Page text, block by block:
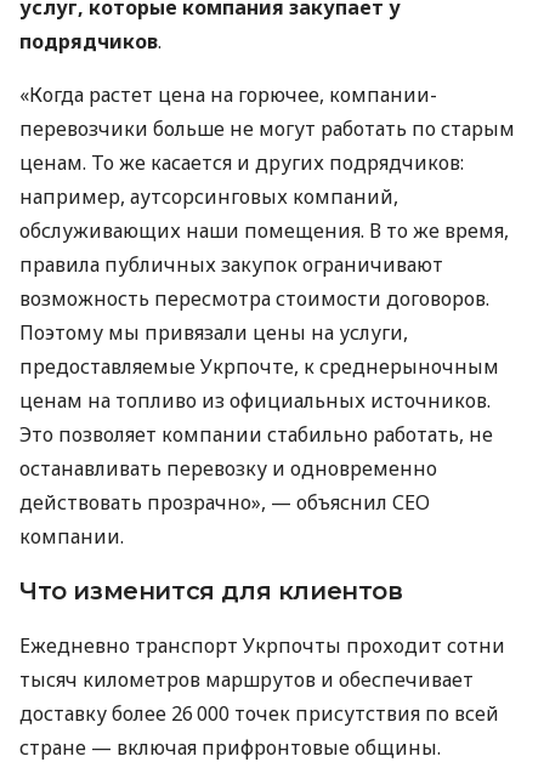
услуг, которые компания закупает у
подрядчиков.
«Когда растет цена на горючее, компании-
перевозчики больше не могут работать по старым
ценам. То же касается и других подрядчиков:
например, аутсорсинговых компаний,
обслуживающих наши помещения. В то же время,
правила публичных закупок ограничивают
возможность пересмотра стоимости договоров.
Поэтому мы привязали цены на услуги,
предоставляемые Укрпочте, к среднерыночным
ценам на топливо из официальных источников.
Это позволяет компании стабильно работать, не
останавливать перевозку и одновременно
действовать прозрачно», — объяснил СЕО
компании.
Что изменится для клиентов
Ежедневно транспорт Укрпочты проходит сотни
тысяч километров маршрутов и обеспечивает
доставку более 26 000 точек присутствия по всей
стране — включая прифронтовые общины.